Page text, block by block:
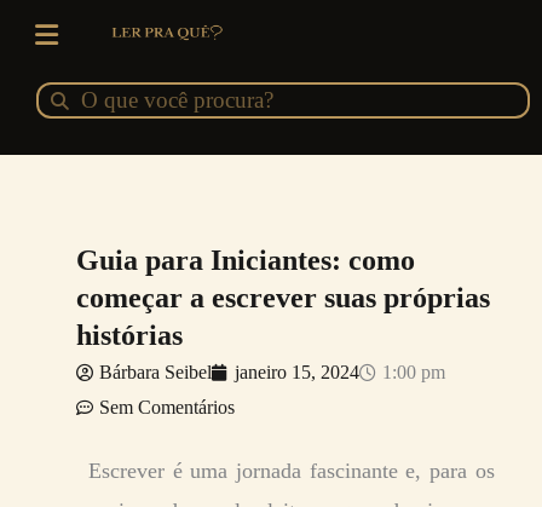
conteúdo
Pesquisar
Pesquisar
Guia para Iniciantes: como
começar a escrever suas próprias
histórias
Bárbara Seibel janeiro 15, 2024
1:00 pm
Sem Comentários
Escrever é uma jornada fascinante e, para os